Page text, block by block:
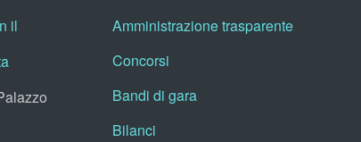
il
Amministrazione trasparente
Concorsi
Bandi di gara
Bilanci